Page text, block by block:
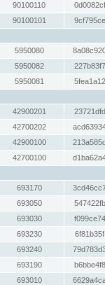
90100110
90100101
5950080
5950082
5950081
42900201
42700202
42900100
42700100
693170
693050
693030
693230
693240
693190
693010